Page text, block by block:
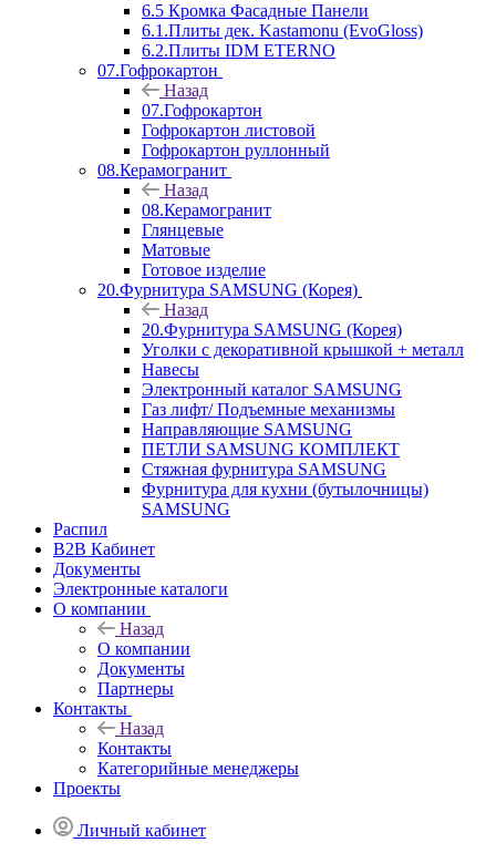
6.5 Кромка Фасадные Панели
6.1.Плиты дек. Kastamonu (EvoGloss)
6.2.Плиты IDM ETERNO
07.Гофрокартон
Назад
07.Гофрокартон
Гофрокартон листовой
Гофрокартон руллонный
08.Керамогранит
Назад
08.Керамогранит
Глянцевые
Матовые
Готовое изделие
20.Фурнитура SAMSUNG (Корея)
Назад
20.Фурнитура SAMSUNG (Корея)
Уголки с декоративной крышкой + металл
Навесы
Электронный каталог SAMSUNG
Газ лифт/ Подъемные механизмы
Направляющие SAMSUNG
ПЕТЛИ SAMSUNG КОМПЛЕКТ
Стяжная фурнитура SAMSUNG
Фурнитура для кухни (бутылочницы)
SAMSUNG
Распил
B2B Кабинет
Документы
Электронные каталоги
О компании
Назад
О компании
Документы
Партнеры
Контакты
Назад
Контакты
Категорийные менеджеры
Проекты
Личный кабинет